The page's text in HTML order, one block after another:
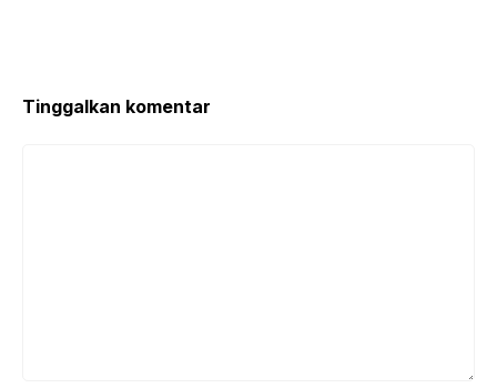
Tinggalkan komentar